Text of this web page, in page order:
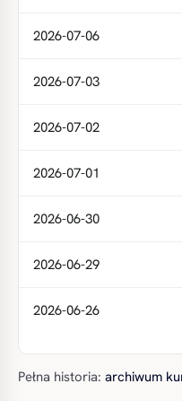
2026-07-06
2026-07-03
2026-07-02
2026-07-01
2026-06-30
2026-06-29
2026-06-26
Pełna historia: archiwum